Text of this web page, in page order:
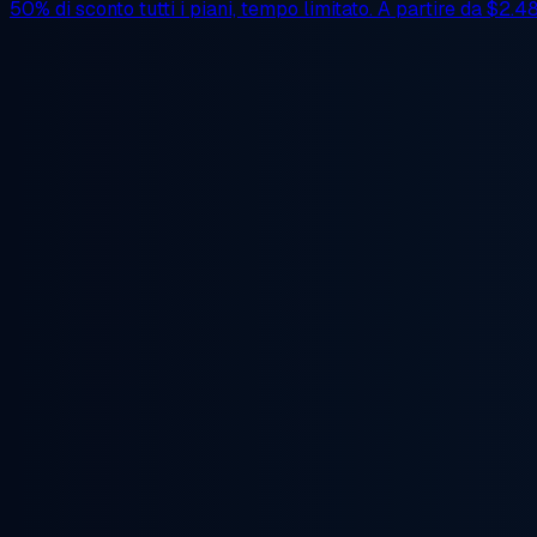
50% di sconto tutti i piani, tempo limitato. A partire da